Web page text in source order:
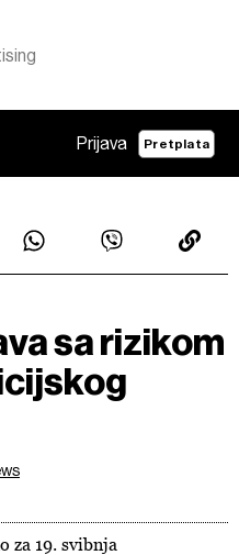
Prijava Pretplata
sa rizikom
za 19. svibnja